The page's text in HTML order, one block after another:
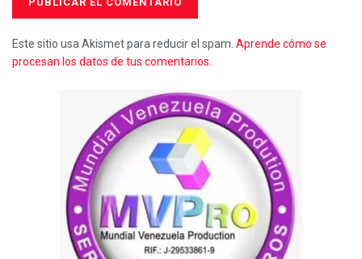
Este sitio usa Akismet para reducir el spam. Aprende cómo se
procesan los datos de tus comentarios.